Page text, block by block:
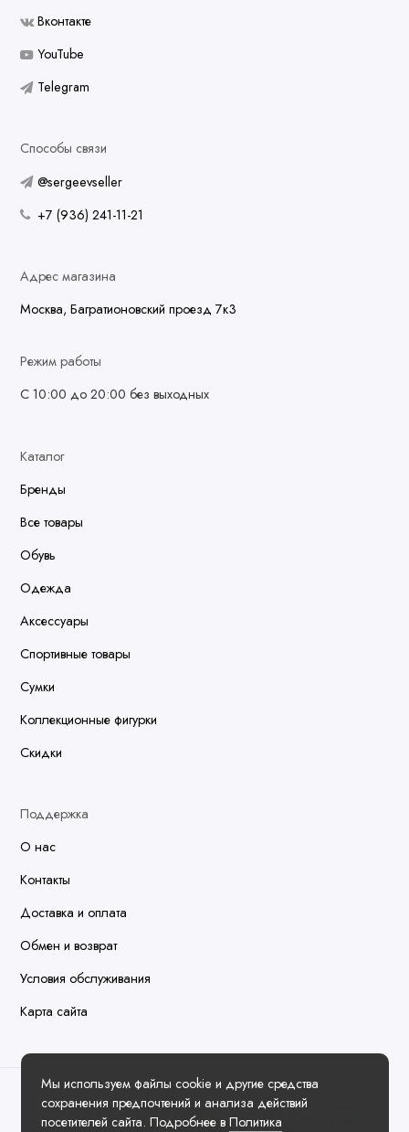
Мы используем файлы cookie и другие средства
сохранения предпочтений и анализа действий
посетителей сайта. Подробнее в Политика
Вконтакте
YouTube
Telegram
Способы связи
@sergeevseller
+7 (936) 241-11-21
Адрес магазина
Москва, Багратионовский проезд 7к3
Режим работы
С 10:00 до 20:00 без выходных
Каталог
Бренды
Все товары
Обувь
Одежда
Аксессуары
Спортивные товары
Сумки
Коллекционные фигурки
Скидки
Поддержка
О нас
Контакты
Доставка и оплата
Обмен и возврат
Условия обслуживания
Карта сайта